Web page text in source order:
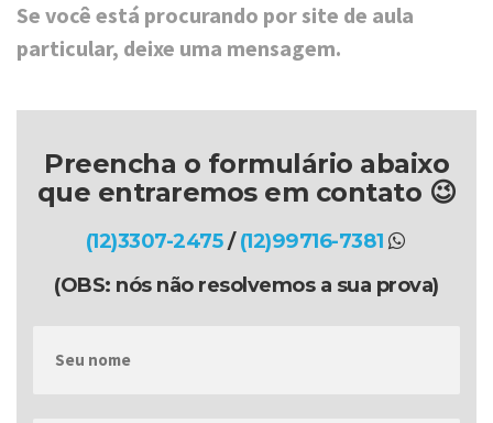
Se você está procurando por site de aula
particular, deixe uma mensagem.
Preencha o formulário abaixo
que entraremos em contato 😉
(12)3307-2475/(12)99716-7381
(OBS: nós não resolvemos a sua prova)